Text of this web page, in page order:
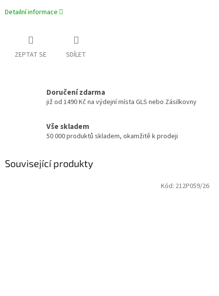
Detailní informace
ZEPTAT SE SDÍLET
Doručení zdarma
již od 1490 Kč na výdejní místa GLS nebo Zásilkovny
Vše skladem
50 000 produktů skladem, okamžitě k prodeji
Související produkty
Kód: 212P059/26